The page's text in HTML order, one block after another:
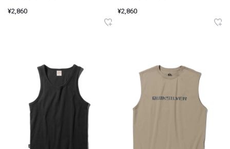
¥2,860 ¥2,860